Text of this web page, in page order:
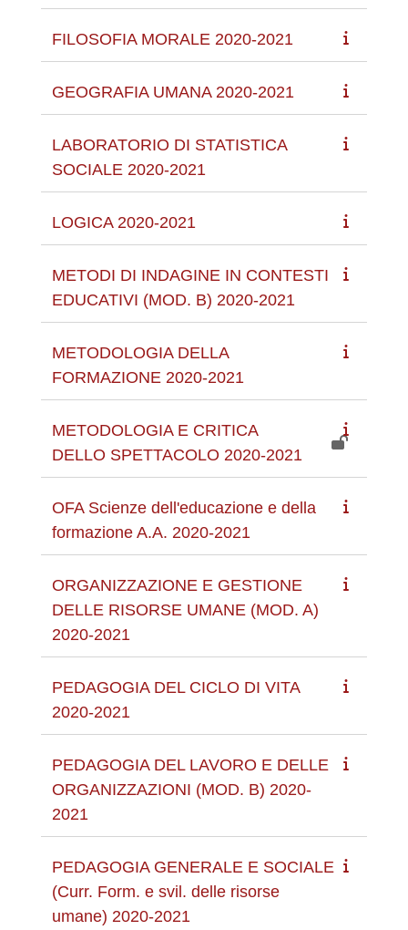
FILOSOFIA MORALE 2020-2021
GEOGRAFIA UMANA 2020-2021
LABORATORIO DI STATISTICA
SOCIALE 2020-2021
LOGICA 2020-2021
METODI DI INDAGINE IN CONTESTI
EDUCATIVI (MOD. B) 2020-2021
METODOLOGIA DELLA
FORMAZIONE 2020-2021
METODOLOGIA E CRITICA
DELLO SPETTACOLO 2020-2021
OFA Scienze dell'educazione e della
formazione A.A. 2020-2021
ORGANIZZAZIONE E GESTIONE
DELLE RISORSE UMANE (MOD. A)
2020-2021
PEDAGOGIA DEL CICLO DI VITA
2020-2021
PEDAGOGIA DEL LAVORO E DELLE
ORGANIZZAZIONI (MOD. B) 2020-
2021
PEDAGOGIA GENERALE E SOCIALE
(Curr. Form. e svil. delle risorse
umane) 2020-2021